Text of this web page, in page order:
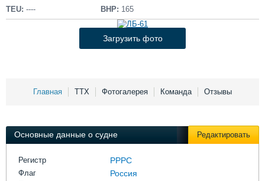
Компании
Репутация
Оборудование
Изделия
Материалы
Услуги
Выставки и семинары
Личности
Словарь
Галерея флота
Форум
TEU: ----
BHP: 165
Загрузить фото
Главная ТТХ Фотогалерея Команда Отзывы
Основные данные о судне Редактировать
Регистр РРРС
Флаг Россия